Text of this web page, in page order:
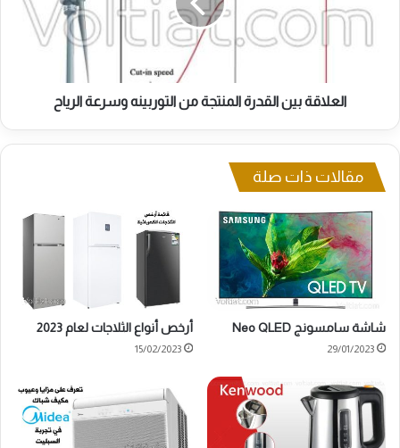
التوربينه
وسرعة
العلاقة بين القدرة المنتجة من التوربينه وسرعة الرياح
مقالات ذات صلة
شاشة سامسونج Neo QLED
29/01/2023
أرخص أنواع الثلاجات لعام 2023
15/02/2023